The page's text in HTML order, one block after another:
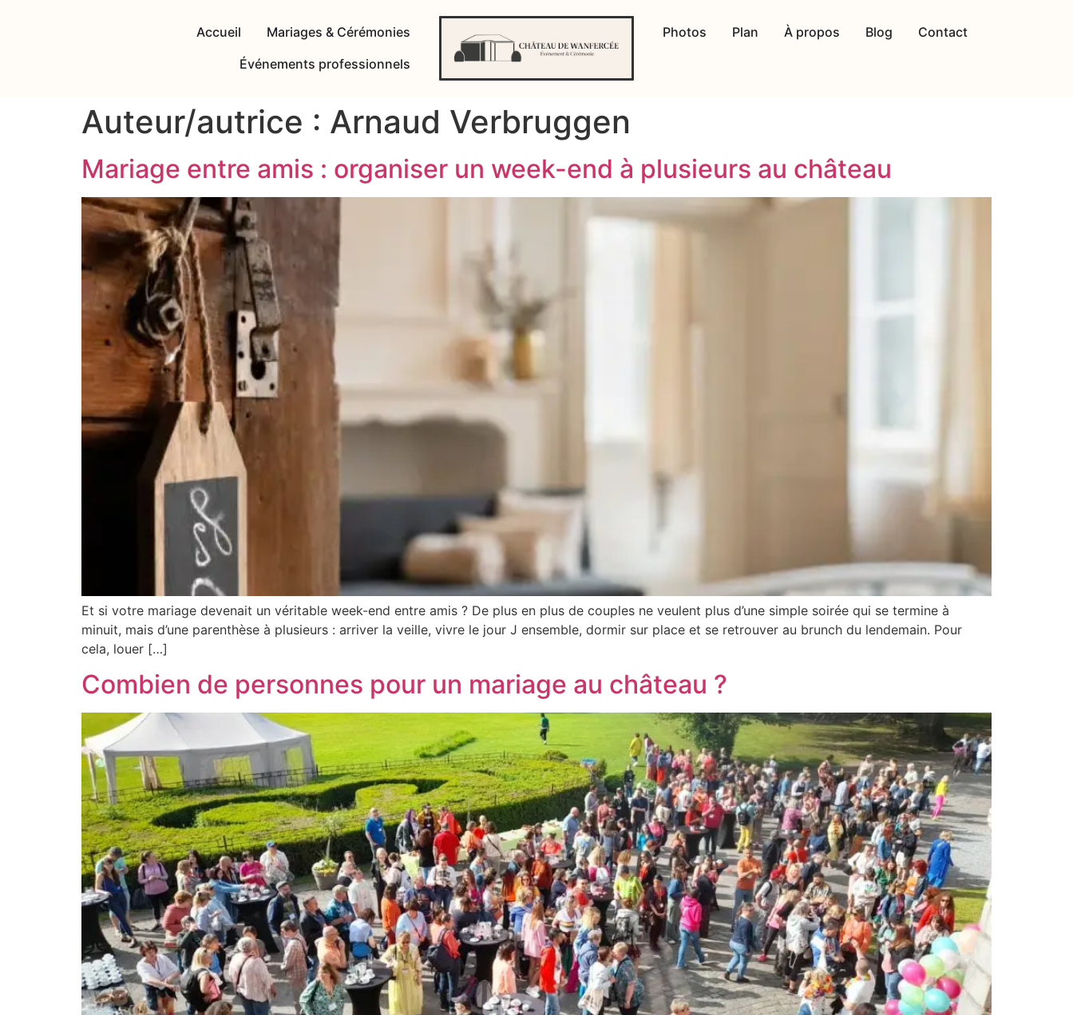
Accueil
Mariages & Cérémonies
Événements professionnels
Photos Plan À propos Blog Contact
Auteur/autrice : Arnaud Verbruggen
Mariage entre amis : organiser un week-end à plusieurs au château
Et si votre mariage devenait un véritable week-end entre amis ? De plus en plus de couples ne veulent plus d’une simple soirée qui se termine à
minuit, mais d’une parenthèse à plusieurs : arriver la veille, vivre le jour J ensemble, dormir sur place et se retrouver au brunch du lendemain. Pour
cela, louer […]
Combien de personnes pour un mariage au château ?